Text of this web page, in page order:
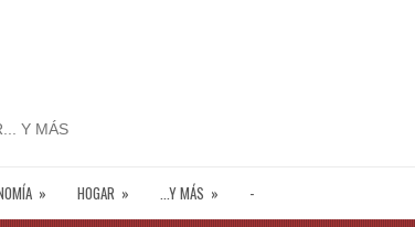
Y MÁS
» HOGAR » ...Y MÁS » -